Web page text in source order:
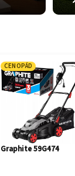
CENOPÁD
Graphite 59G474